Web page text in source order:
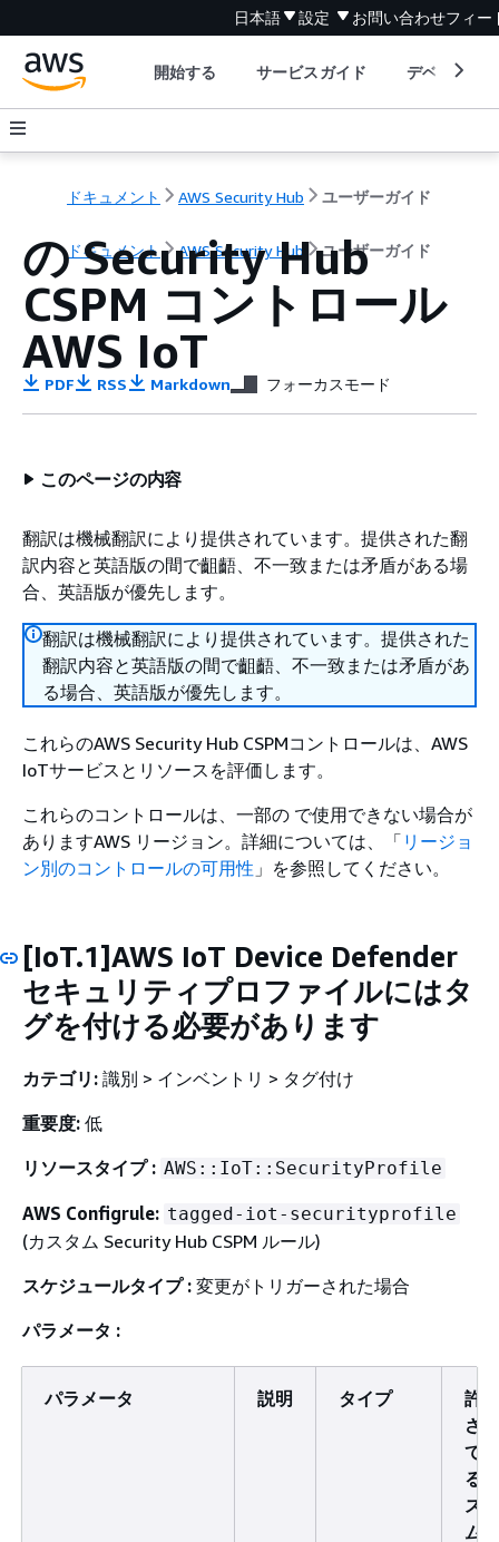
日本語 設定 お問い合わせフィー
開始する サービスガイド デベロッパ
ドキュメント AWS Security Hub ユーザーガイド
ドキュメント AWS Security Hub ユーザーガイド
の Security Hub
CSPM コントロール
AWS IoT
PDF RSS Markdown フォーカスモード
このページの内容
翻訳は機械翻訳により提供されています。提供された翻
訳内容と英語版の間で齟齬、不一致または矛盾がある場
合、英語版が優先します。
翻訳は機械翻訳により提供されています。提供された
翻訳内容と英語版の間で齟齬、不一致または矛盾があ
る場合、英語版が優先します。
これらのAWS Security Hub CSPMコントロールは、AWS
IoTサービスとリソースを評価します。
これらのコントロールは、一部の で使用できない場合が
ありますAWS リージョン。詳細については、「 リージョ
ン別のコントロールの可用性 」を参照してください。
[IoT.1]AWS IoT Device Defender
セキュリティプロファイルにはタ
グを付ける必要があります
カテゴリ: 識別 > インベントリ > タグ付け
重要度: 低
リソースタイプ : AWS::IoT::SecurityProfile
AWS Configrule: tagged-iot-securityprofile
(カスタム Security Hub CSPM ルール)
スケジュールタイプ : 変更がトリガーされた場合
パラメータ :
パラメータ 説明 タイプ
許可
され
てい
るカ
スタ
ム値